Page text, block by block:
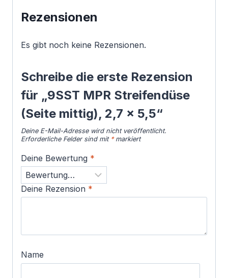
Rezensionen
Es gibt noch keine Rezensionen.
Schreibe die erste Rezension
für „9SST MPR Streifendüse
(Seite mittig), 2,7 x 5,5“
Deine E-Mail-Adresse wird nicht veröffentlicht.
Erforderliche Felder sind mit *markiert
Deine Bewertung *
Deine Rezension *
Name